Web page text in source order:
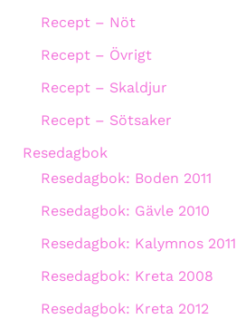
Recept – Nöt
Recept – Övrigt
Recept – Skaldjur
Recept – Sötsaker
Resedagbok
Resedagbok: Boden 2011
Resedagbok: Gävle 2010
Resedagbok: Kalymnos 2011
Resedagbok: Kreta 2008
Resedagbok: Kreta 2012